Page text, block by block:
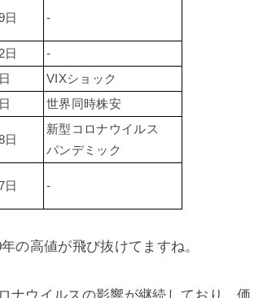
日 -
日
-
VIXショック
世界同時株安
日
新型コロナウイルス
パンデミック
日 -
の高値が飛び抜けてますね。